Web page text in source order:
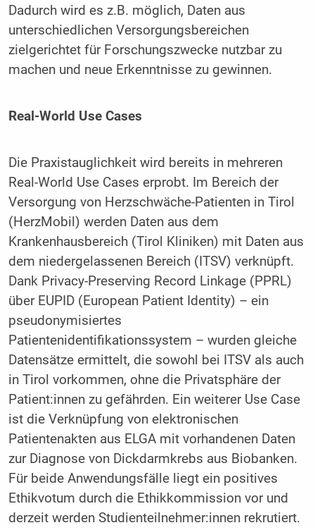
Dadurch wird es z.B. möglich, Daten aus
unterschiedlichen Versorgungsbereichen
zielgerichtet für Forschungszwecke nutzbar zu
machen und neue Erkenntnisse zu gewinnen.
Real-World Use Cases
Die Praxistauglichkeit wird bereits in mehreren
Real-World Use Cases erprobt. Im Bereich der
Versorgung von Herzschwäche-Patienten in Tirol
(HerzMobil) werden Daten aus dem
Krankenhausbereich (Tirol Kliniken) mit Daten aus
dem niedergelassenen Bereich (ITSV) verknüpft.
Dank Privacy-Preserving Record Linkage (PPRL)
über EUPID (European Patient Identity) – ein
pseudonymisiertes
Patientenidentifikationssystem – wurden gleiche
Datensätze ermittelt, die sowohl bei ITSV als auch
in Tirol vorkommen, ohne die Privatsphäre der
Patient:innen zu gefährden. Ein weiterer Use Case
ist die Verknüpfung von elektronischen
Patientenakten aus ELGA mit vorhandenen Daten
zur Diagnose von Dickdarmkrebs aus Biobanken.
Für beide Anwendungsfälle liegt ein positives
Ethikvotum durch die Ethikkommission vor und
derzeit werden Studienteilnehmer:innen rekrutiert.